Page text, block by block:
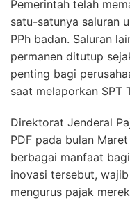
Pemerintah telah
satu-satunya saluran
PPh badan. Saluran
permanen ditutup
penting bagi
saat melaporkan SPT
Direktorat Jenderal
PDF pada bulan
berbagai manfaat
inovasi tersebut,
mengurus pajak